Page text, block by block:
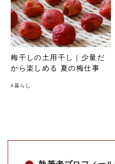
梅干しの土用干し｜少量だ
から楽しめる 夏の梅仕事
#暮らし